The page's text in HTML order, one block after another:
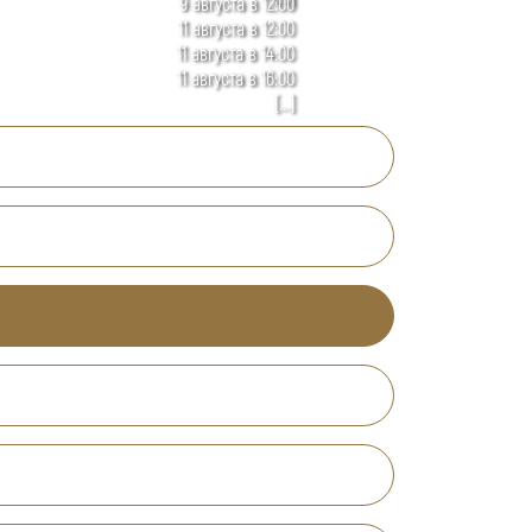
11 августа в 12:00
11 августа в 14:00
11 августа в 16:00
[...]